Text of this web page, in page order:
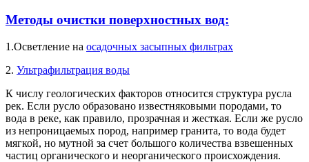
Методы очистки поверхностных вод:
1.Осветление на осадочных засыпных фильтрах
2. Ультрафильтрация воды
К числу геологических факторов относится структура русла
рек. Если русло образовано известняковыми породами, то
вода в реке, как правило, прозрачная и жесткая. Если же русло
из непроницаемых пород, например гранита, то вода будет
мягкой, но мутной за счет большого количества взвешенных
частиц органического и неорганического происхождения.